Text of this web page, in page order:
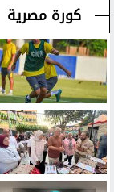
كورة مصرية